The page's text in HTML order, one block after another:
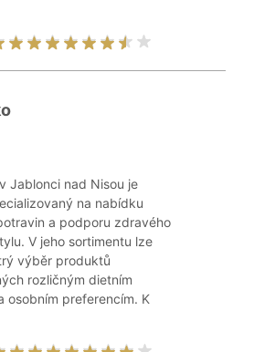
Jablonci nad Nisou je
na nabídku
a podporu zdravého
V jeho sortimentu lze
výběr produktů
rozličným dietním
osobním preferencím. K